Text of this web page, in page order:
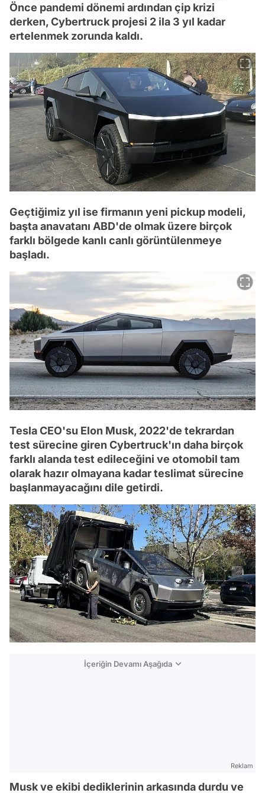
Önce pandemi dönemi ardından çip krizi
derken, Cybertruck projesi 2 ila 3 yıl kadar
ertelenmek zorunda kaldı.
Geçtiğimiz yıl ise firmanın yeni pickup modeli,
başta anavatanı ABD'de olmak üzere birçok
farklı bölgede kanlı canlı görüntülenmeye
başladı.
Tesla CEO'su Elon Musk, 2022'de tekrardan
test sürecine giren Cybertruck'ın daha birçok
farklı alanda test edileceğini ve otomobil tam
olarak hazır olmayana kadar teslimat sürecine
başlanmayacağını dile getirdi.
İçeriğin Devamı Aşağıda
Reklam
Musk ve ekibi dediklerinin arkasında durdu ve